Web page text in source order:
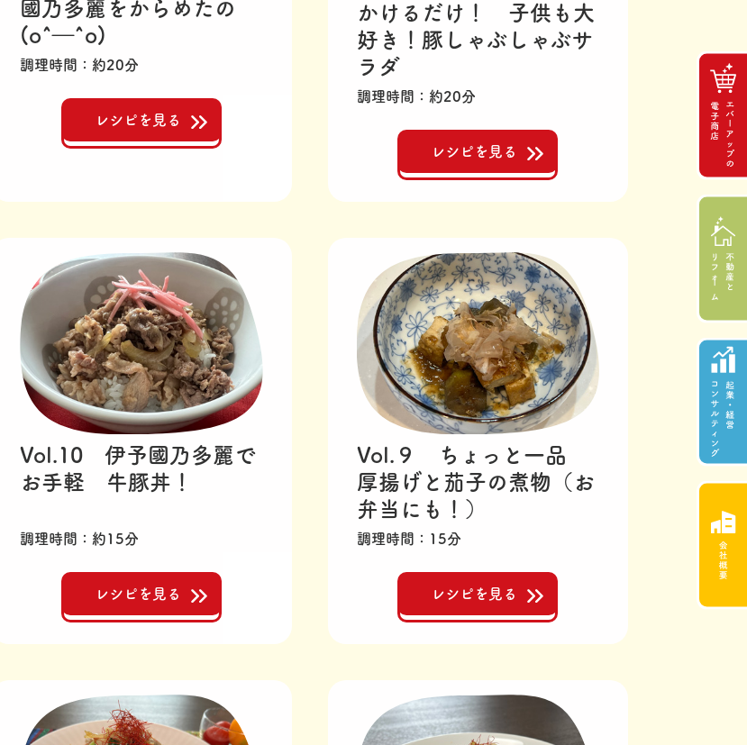
國乃多麗をからめたの
(o^―^o)
調理時間 約20分
レシピを見る
かけるだけ！ 子供も大
好き！豚しゃぶしゃぶサ
ラダ
調理時間 約20分
レシピを見る
Vol.10 伊予國乃多麗で
お手軽 牛豚丼！
調理時間 約15分
レシピを見る
Vol.９ ちょっと一品
厚揚げと茄子の煮物（お
弁当にも！）
調理時間 15分
レシピを見る